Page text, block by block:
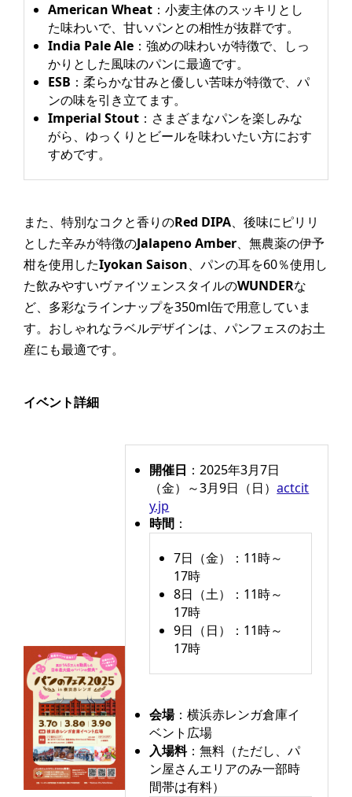
American Wheat ：​小麦主体のスッキリとし
た味わいで、甘いパンとの相性が抜群です。​
India Pale Ale ：​強めの味わいが特徴で、しっ
かりとした風味のパンに最適です。​
ESB ：​柔らかな甘みと優しい苦味が特徴で、パ
ンの味を引き立てます。​
Imperial Stout ：​さまざまなパンを楽しみな
がら、ゆっくりとビールを味わいたい方におす
すめです。​
また、特別なコクと香りのRed DIPA、後味にピリリ
とした辛みが特徴のJalapeno Amber、無農薬の伊予
柑を使用したIyokan Saison、パンの耳を60％使用し
た飲みやすいヴァイツェンスタイルのWUNDERな
ど、多彩なラインナップを350ml缶で用意していま
す。​おしゃれなラベルデザインは、パンフェスのお土
産にも最適です。
イベント詳細
開催日 ：​2025年3月7日
（金）～3月9日（日）​actcit
y.jp
時間 ：
7日（金）：11時～
17時​
8日（土）：11時～
17時​
9日（日）：11時～
17時​
会場：​横浜赤レンガ倉庫イ
ベント広場​
入場料：​無料（ただし、パ
ン屋さんエリアのみ一部時
間帯は有料）​